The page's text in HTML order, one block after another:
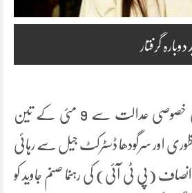
گرفتار
انسداد دہشت گردی کی خصوصی عدالت سے 9 مئی کے تین
اور سرگودھا ڈسٹرکٹ جیل سے رہائی
(پی ٹی آئی) کی رہنما صنم جاوید کو